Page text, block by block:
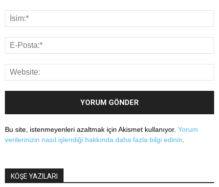
Bu site, istenmeyenleri azaltmak için Akismet kullanıyor. Yorum
verilerinizin nasıl işlendiği hakkında daha fazla bilgi edinin
KÖŞE YAZILARI